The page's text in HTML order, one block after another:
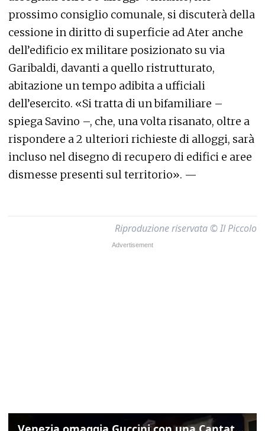
prossimo consiglio comunale, si discuterà della
cessione in diritto di superficie ad Ater anche
dell’edificio ex militare posizionato su via
Garibaldi, davanti a quello ristrutturato,
abitazione un tempo adibita a ufficiali
dell’esercito. «Si tratta di un bifamiliare –
spiega Savino –, che, una volta risanato, oltre a
rispondere a 2 ulteriori richieste di alloggi, sarà
incluso nel disegno di recupero di edifici e aree
dismesse presenti sul territorio». —
Riproduzione riservata © Il Piccolo